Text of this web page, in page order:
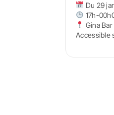
Du 29
17h-
Gina Bar
Accessible